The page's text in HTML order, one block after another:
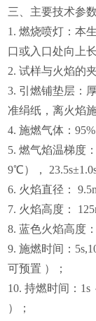
三、主要技术参数
1. 燃烧喷灯：本
口或入口处向上
2. 试样与火焰的
3. 引燃铺垫层：
准绢纸，离火焰
4. 施燃气体：
5. 燃气焰温梯度
9℃），
6. 火焰直径：
7. 火焰高度：
8. 蓝色火焰高度：
9. 施燃时间：
可预置 ）；
10. 持燃时间：1s
）；